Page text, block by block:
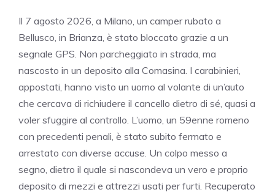
Il 7 agosto 2026, a Milano, un camper rubato a
Bellusco, in Brianza, è stato bloccato grazie a un
segnale GPS. Non parcheggiato in strada, ma
nascosto in un deposito alla Comasina. I carabinieri,
appostati, hanno visto un uomo al volante di un’auto
che cercava di richiudere il cancello dietro di sé, quasi a
voler sfuggire al controllo. L’uomo, un 59enne romeno
con precedenti penali, è stato subito fermato e
arrestato con diverse accuse. Un colpo messo a
segno, dietro il quale si nascondeva un vero e proprio
deposito di mezzi e attrezzi usati per furti. Recuperato